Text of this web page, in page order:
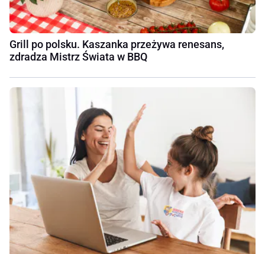
Grill po polsku. Kaszanka przeżywa renesans,
zdradza Mistrz Świata w BBQ